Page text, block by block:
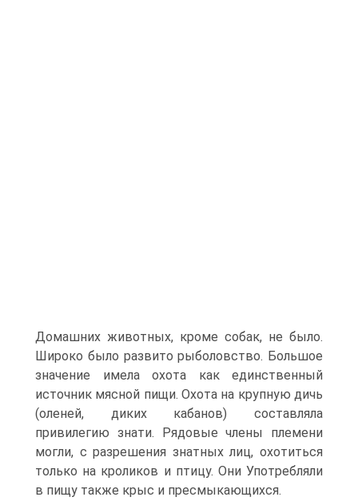
Домашних животных, кроме собак, не было.
Широко было развито рыболов­ство. Большое
значение имела охота как единствен­ный
источник мясной пищи. Охота на крупную дичь
(оленей, диких кабанов) составляла
привилегию зна­ти. Рядовые члены племени
могли, с разрешения знат­ных лиц, охотиться
только на кроликов и птицу. Они Употребляли
в пищу также крыс и пресмыкающихся.